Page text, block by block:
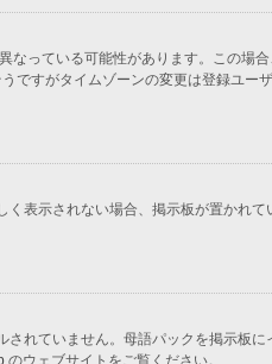
っている可能性があります。この
ですがタイムゾーンの変更は登録ユ
表示されない場合、掲示板が置かれ
れていません。母語パックを掲示
のウェブサイトをご覧ください。